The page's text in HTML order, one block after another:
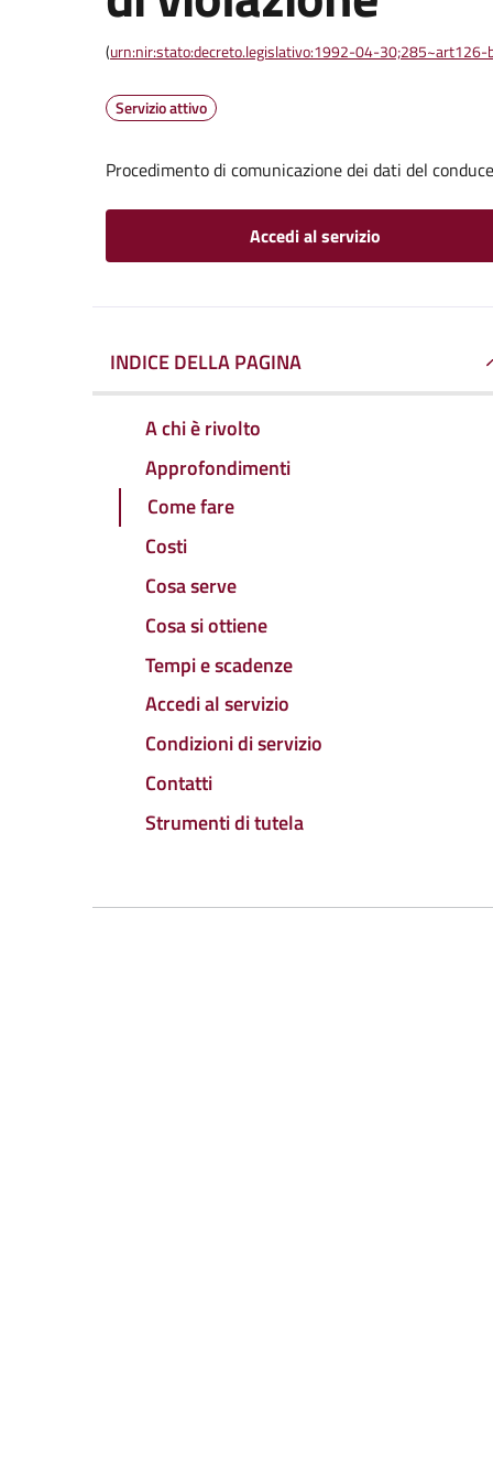
(urn:nir:stato:decreto.legislativo:1992-04-30;285~art126-
Servizio attivo
Procedimento di comunicazione dei dati del
Accedi al servizio
INDICE DELLA PAGINA
A chi è rivolto
Approfondimenti
Come fare
Costi
Cosa serve
Cosa si ottiene
Tempi e scadenze
Accedi al servizio
Condizioni di servizio
Contatti
Strumenti di tutela